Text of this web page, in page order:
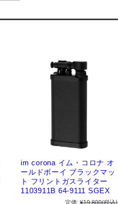
im corona イム・コロナ オ
ールドボーイ ブラックマッ
ト フリントガスライター
1103911B 64-9111 SGEX
定価: ¥19,800(税込)